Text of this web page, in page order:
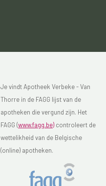
Je vindt Apotheek Verbeke - Van
Thorre in de FAGG lijst van de
apotheken die vergund zijn. Het
FAGG (www.fagg.be)controleert de
wettelikheid van de Belgische
(online) apotheken.